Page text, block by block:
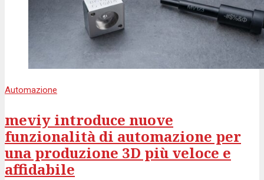
Automazione
meviy introduce nuove
funzionalità di automazione per
una produzione 3D più veloce e
affidabile